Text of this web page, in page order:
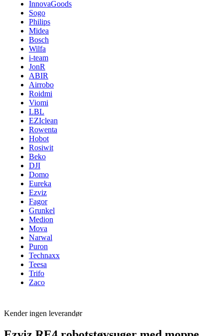
InnovaGoods
Sogo
Philips
Midea
Bosch
Wilfa
i-team
JonR
ABIR
Airrobo
Roidmi
Viomi
LBL
EZIclean
Rowenta
Hobot
Rosiwit
Beko
DJI
Domo
Eureka
Ezviz
Fagor
Grunkel
Medion
Mova
Narwal
Puron
Technaxx
Teesa
Trifo
Zaco
Kender ingen leverandør